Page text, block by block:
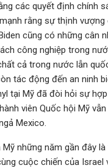
các quyết định chính
rằng sự thịnh vượng
cũng có những cân
công nghiệp trong
cả trong nước lẫn
tác động đến an ninh
tại Mỹ đã đòi hỏi sự
viên Quốc hội Mỹ
Mexico.
những năm gần đây
cuộc chiến của